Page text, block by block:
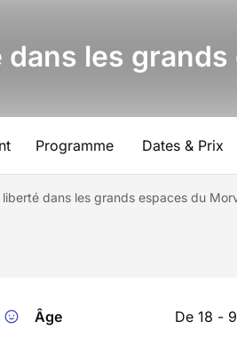
les
Programme Dates & Prix
dans les grands espaces du
Âge De 18 -